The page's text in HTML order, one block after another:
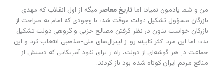
من و شما یادمون نمیاد؛ اما تاریخ معاصر میگه از اول انقلاب که مهدی
بازرگان مسؤول تشکیل دولت موقت شد، با وجودی که امام به صراحت از
بازرگان خواست بدون در نظر گرفتن مصالح حزبی و گروهی دولت تشکیل
بده، اما این مرد اکثر کابینه رو از لیبرال‌های ملی-مذهبی انتخاب کرد و این
جماعت در هر گوشه‌ای از دولت، راه را برای نفوذ آمریکایی که دستش از
منافع مردم ایران کوتاه شده بود باز کردند.